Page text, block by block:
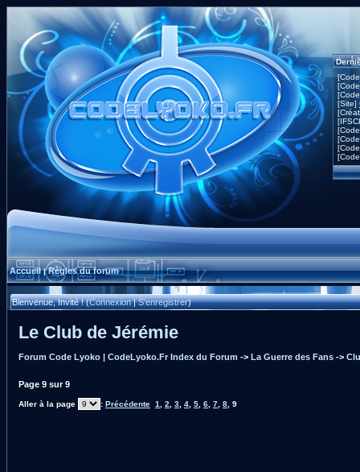
[Site]
Accueil|Règles du forum
Bienvenue, Invité ! (Connexion|S'enregistrer)
Le Club de Jérémie
Forum Code Lyoko | CodeLyoko.Fr Index du Forum -> La Guerre des Fans ->
Page 9 sur9
Aller à la page : Précédente 1 2 3 4 5 6 7 8 9